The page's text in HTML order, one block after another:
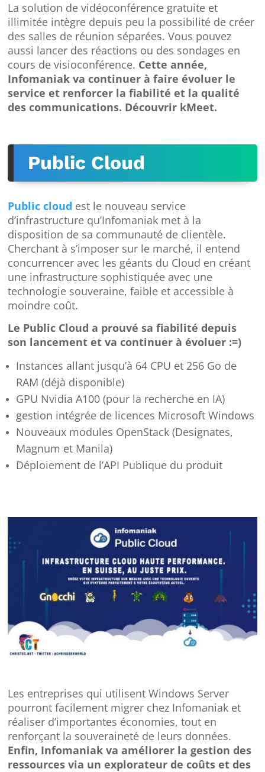
La solution de vidéoconférence gratuite et
illimitée intègre depuis peu la possibilité de créer
des salles de réunion séparées. Vous pouvez
aussi lancer des réactions ou des sondages en
cours de visioconférence. Cette année,
Infomaniak va continuer à faire évoluer le
service et renforcer la fiabilité et la qualité
des communications. Découvrir kMeet.
Public Cloud
Public cloud est le nouveau service
d’infrastructure qu’Infomaniak met à la
disposition de sa communauté de clientèle.
Cherchant à s’imposer sur le marché, il entend
concurrencer avec les géants du Cloud en créant
une infrastructure sophistiquée avec une
technologie souveraine, faible et accessible à
moindre coût.
Le Public Cloud a prouvé sa fiabilité depuis
son lancement et va continuer à évoluer :=)
Instances allant jusqu’à 64 CPU et 256 Go de
RAM (déjà disponible)
GPU Nvidia A100 (pour la recherche en IA)
gestion intégrée de licences Microsoft Windows
Nouveaux modules OpenStack (Designates,
Magnum et Manila)
Déploiement de l’API Publique du produit
Les entreprises qui utilisent Windows Server
pourront facilement migrer chez Infomaniak et
réaliser d’importantes économies, tout en
renforçant la souveraineté de leurs données.
Enfin, Infomaniak va améliorer la gestion des
ressources via un explorateur de coûts et des